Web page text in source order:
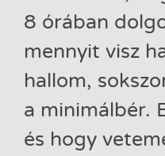
8 órában
mennyit visz
hallom,
a minimálbér.
és hogy